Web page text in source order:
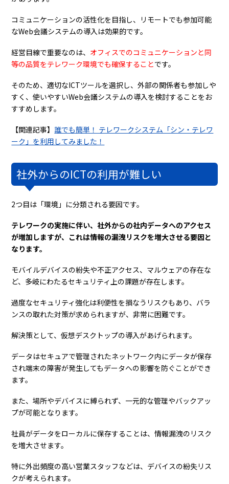
コミュニケーションの活性化を目指し、リモートでも参加可能
なWeb会議システムの導入は効果的です。
経営目線で重要なのは、 オフィスでのコミュニケーションと同
等の品質をテレワーク環境でも確保することです。
そのため、適切なICTツールを選択し、外部の関係者も参加しや
すく、使いやすいWeb会議システムの導入を検討することをお
すすめします。
【関連記事】 誰でも簡単！ テレワークシステム「シン・テレワ
ーク」を利用してみました！
社外からのICTの利用が難しい
2つ目は「環境」に分類される要因です。
テレワークの実施に伴い、社外からの社内データへのアクセス
が増加しますが、これは情報の漏洩リスクを増大させる要因と
なります。
モバイルデバイスの紛失や不正アクセス、マルウェアの存在な
ど、多岐にわたるセキュリティ上の課題が存在します。
過度なセキュリティ強化は利便性を損なうリスクもあり、バラ
ンスの取れた対策が求められますが、非常に困難です。
解決策として、仮想デスクトップの導入があげられます。
データはセキュアで管理されたネットワーク内にデータが保存
され端末の障害が発生してもデータへの影響を防ぐことができ
ます。
また、場所やデバイスに縛られず、一元的な管理やバックアッ
プが可能となります。
社員がデータをローカルに保存することは、情報漏洩のリスク
を増大させます。
特に外出頻度の高い営業スタッフなどは、デバイスの紛失リス
クが考えられます。